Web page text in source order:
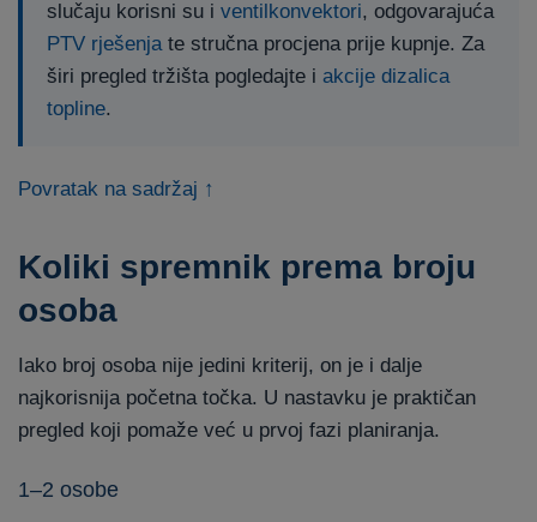
slučaju korisni su i ventilkonvektori, odgovarajuća
PTV rješenjate stručna procjena prije kupnje. Za
širi pregled tržišta pogledajte i akcije dizalica
topline.
Povratak na sadržaj ↑
Koliki spremnik prema broju
osoba
Iako broj osoba nije jedini kriterij, on je i dalje
najkorisnija početna točka. U nastavku je praktičan
pregled koji pomaže već u prvoj fazi planiranja.
1–2 osobe